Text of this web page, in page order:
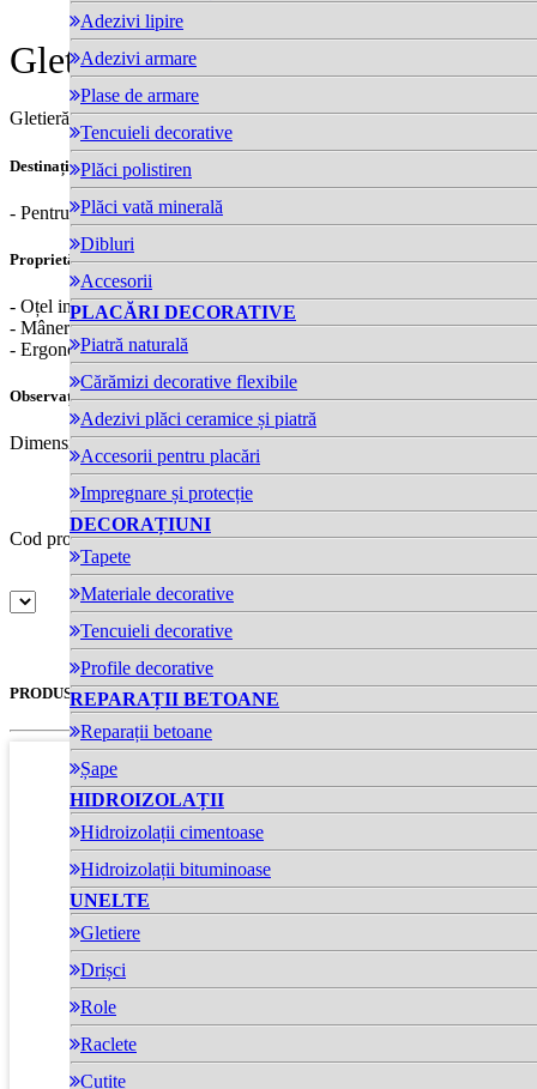
Adezivi lipire
Adezivi armare
Plase de armare
Tencuieli decorative
Plăci polistiren
Plăci vată minerală
Dibluri
Accesorii
PLACĂRI DECORATIVE
Piatră naturală
Cărămizi decorative flexibile
Adezivi plăci ceramice și piatră
Accesorii pentru placări
Impregnare și protecție
DECORAȚIUNI
Tapete
Materiale decorative
Tencuieli decorative
Profile decorative
REPARAȚII BETOANE
Reparații betoane
Șape
HIDROIZOLAȚII
Hidroizolații cimentoase
Hidroizolații bituminoase
UNELTE
Gletiere
Drișci
Role
Raclete
Cuțite
Gletieră metalică Profesională
Gletieră metalică profesională pentru aplicarea materialelor de finisaj
Destinații:
- Pentru aplicarea materialelor adecvate de finisaj
Proprietăți:
- Oțel inoxidabil lustruit
- Mâner din plută cu aliaj ușor
- Ergonomic
Observații:
Dimensiuni: 280x130mm
Compară produs
Cod produs: 3093Rpret-partener:
PRODUSE SIMILARE
Pattina Glattekelle Klein
Gletieră din plastic pentru produsele Artha Design